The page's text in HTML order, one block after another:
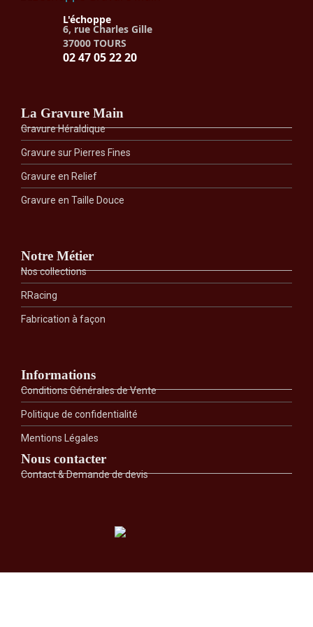
L'échoppe
6, rue Charles Gille
37000 TOURS
02 47 05 22 20
La Gravure Main
Gravure Héraldique
Gravure sur Pierres Fines
Gravure en Relief
Gravure en Taille Douce
Notre Métier
Nos collections
RRacing
Fabrication à façon
Informations
Conditions Générales de Vente
Politique de confidentialité
Mentions Légales
Nous contacter
Contact & Demande de devis